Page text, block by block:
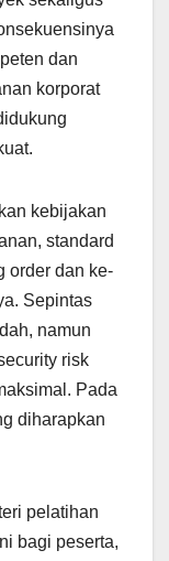
dan
korporat
kebijakan
standard
order dan ke-
Sepintas
namun
risk
Pada
diharapkan
pelatihan
bagi peserta,